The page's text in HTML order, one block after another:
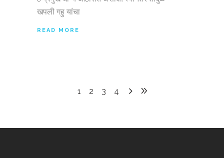
खपली गहु यांचा
READ MORE
1 2 3 4